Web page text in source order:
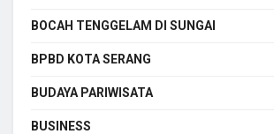
BOCAH TENGGELAM DI SUNGAI
BPBD KOTA SERANG
BUDAYA PARIWISATA
BUSINESS